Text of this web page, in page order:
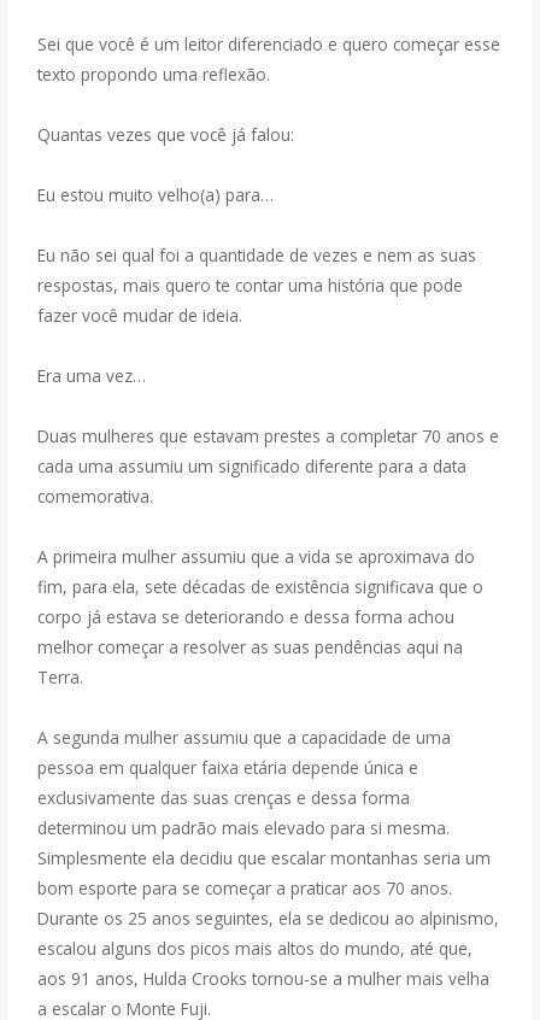
Sei que você é um leitor diferenciado e quero começar esse
texto propondo uma reflexão.
Quantas vezes que você já falou:
Eu estou muito velho(a) para…
Eu não sei qual foi a quantidade de vezes e nem as suas
respostas, mais quero te contar uma história que pode
fazer você mudar de ideia.
Era uma vez…
Duas mulheres que estavam prestes a completar 70 anos e
cada uma assumiu um significado diferente para a data
comemorativa.
A primeira mulher assumiu que a vida se aproximava do
fim, para ela, sete décadas de existência significava que o
corpo já estava se deteriorando e dessa forma achou
melhor começar a resolver as suas pendências aqui na
Terra.
A segunda mulher assumiu que a capacidade de uma
pessoa em qualquer faixa etária depende única e
exclusivamente das suas crenças e dessa forma
determinou um padrão mais elevado para si mesma.
Simplesmente ela decidiu que escalar montanhas seria um
bom esporte para se começar a praticar aos 70 anos.
Durante os 25 anos seguintes, ela se dedicou ao alpinismo,
escalou alguns dos picos mais altos do mundo, até que,
aos 91 anos, Hulda Crooks tornou-se a mulher mais velha
a escalar o Monte Fuji.